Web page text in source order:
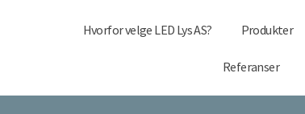
Hvorfor velge LED Lys AS? Produkter
Referanser